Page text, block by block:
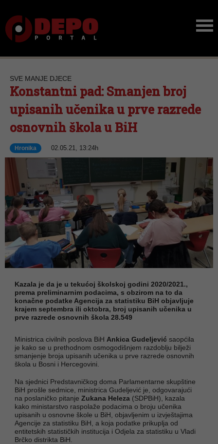
SVE MANJE DJECE
Konstantni pad: Smanjen broj
upisanih učenika u prve razrede
osnovnih škola u BiH
Hronika 02.05.21, 13:24h
Kazala je da je u tekućoj školskoj godini 2020/2021.,
prema preliminarnim podacima, s obzirom na to da
konačne podatke Agencija za statistiku BiH objavljuje
krajem septembra ili oktobra, broj upisanih učenika u
prve razrede osnovnih škola 28.549
Ministrica civilnih poslova BiH Ankica Gudeljević saopćila
je kako se u prethodnom osmogodišnjem razdoblju bilježi
smanjenje broja upisanih učenika u prve razrede osnovnih
škola u Bosni i Hercegovini.
Na sjednici Predstavničkog doma Parlamentarne skupštine
BiH prošle sedmice, ministrica Gudeljević je, odgovarajući
na poslaničko pitanje Zukana Heleza (SDPBiH), kazala
kako ministarstvo raspolaže podacima o broju učenika
upisanih u osnovne škole u BiH, objavljenim u izvještajima
Agencije za statistiku BiH, a koja podatke prikuplja od
entitetskih statističkih institucija i Odjela za statistiku u Vladi
Brčko distrikta BiH.